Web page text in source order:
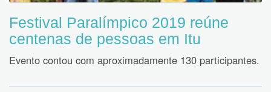
Festival Paralímpico 2019 reúne
centenas de pessoas em Itu
Evento contou com aproximadamente 130 participantes.